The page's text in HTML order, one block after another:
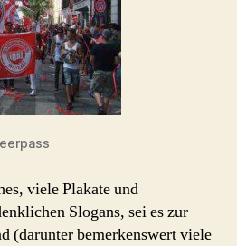
viele Plakate und
Slogans, sei es zur
(darunter bemerkenswert viele